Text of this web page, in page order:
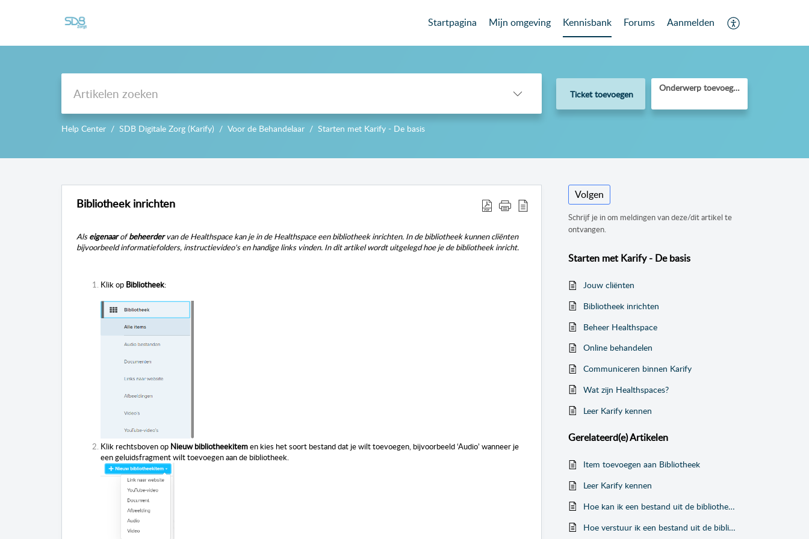
Startpagina Mijn omgeving Kennisbank Forums Aanmelden
Ticket toevoegen
Onderwerp toevoegen
Help Center SDB Digitale Zorg (Karify) Voor de Behandelaar Starten met Karify - De basis
Bibliotheek inrichten
Alseigenaarofbeheerdervan de Healthspace kan je in de Healthspace een bibliotheek inrichten. In de bibliotheek kunnen cliënten
bijvoorbeeld informatiefolders, instructievideo's en handige links vinden. In dit artikel wordt uitgelegd hoe je de bibliotheek inricht.
Klik op Bibliotheek:
Klik rechtsboven op Nieuw bibliotheekitemen kies het soort bestand dat je wilt toevoegen, bijvoorbeeld ‘Audio’ wanneer je
een geluidsfragment wilt toevoegen aan de bibliotheek.
Volgen
Schrijf je in om meldingen van deze/dit artikel te
ontvangen.
Starten met Karify - De basis
Jouw cliënten
Bibliotheek inrichten
Beheer Healthspace
Online behandelen
Communiceren binnen Karify
Wat zijn Healthspaces?
Leer Karify kennen
Gerelateerd(e)Artikelen
Item toevoegen aan Bibliotheek
Leer Karify kennen
Hoe kan ik een bestand uit de bibliotheek versturen naar een cliënt?
Hoe verstuur ik een bestand uit de bibliotheek naar een cliënt?